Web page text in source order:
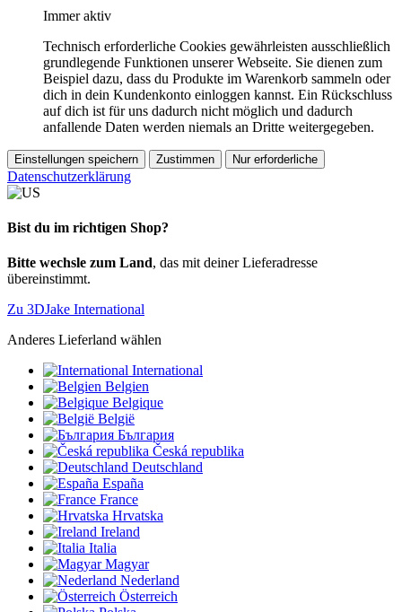
Immer aktiv
Technisch erforderliche Cookies gewährleisten ausschließlich
grundlegende Funktionen unserer Webseite. Sie dienen zum
Beispiel dazu, dass du Produkte im Warenkorb sammeln oder
dich in dein Kundenkonto einloggen kannst. Ein Rückschluss
auf dich ist für uns dadurch nicht möglich und dadurch
anfallende Daten werden niemals an Dritte weitergegeben.
Einstellungen speichern Zustimmen Nur erforderliche
Datenschutzerklärung
Bist du im richtigen Shop?
Bitte wechsle zum Land, das mit deiner Lieferadresse
übereinstimmt.
Zu 3DJake International
Anderes Lieferland wählen
International
Belgien
Belgique
België
България
Česká republika
Deutschland
España
France
Hrvatska
Ireland
Italia
Magyar
Nederland
Österreich